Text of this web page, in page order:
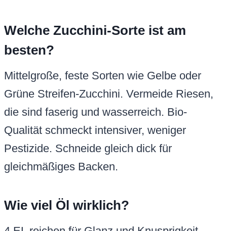
Welche Zucchini-Sorte ist am
besten?
Mittelgroße, feste Sorten wie Gelbe oder
Grüne Streifen-Zucchini. Vermeide Riesen,
die sind faserig und wasserreich. Bio-
Qualität schmeckt intensiver, weniger
Pestizide. Schneide gleich dick für
gleichmäßiges Backen.
Wie viel Öl wirklich?